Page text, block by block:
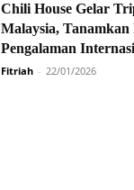
Chili House Gelar
Malaysia, Tanamkan
Pengalaman
Fitriah - 22/01/2026